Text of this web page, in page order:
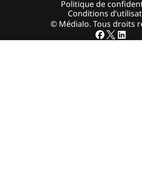
© Médialo. Tous droits
Politique de
Conditions